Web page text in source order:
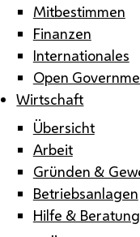
Mitbestimmen
Finanzen
Internationales
Open
Wirtschaft
Übersicht
Arbeit
Gründen &
Betriebsanlagen
Hilfe & Beratung